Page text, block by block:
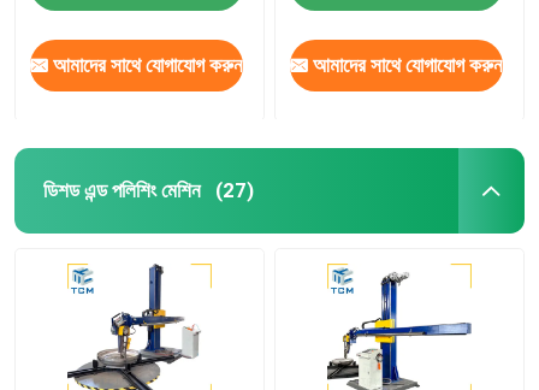
আমাদের সাথে যোগাযোগ করুন আমাদের সাথে যোগাযোগ করুন
ডিশড এন্ড পলিশিং মেশিন (27)